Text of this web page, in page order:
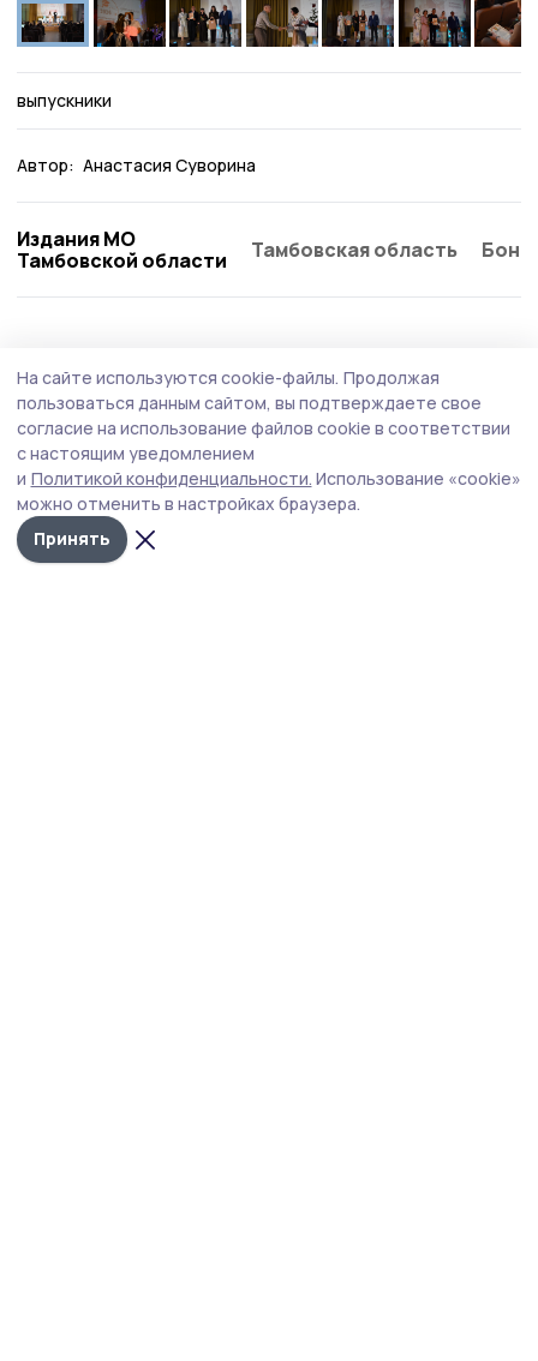
выпускники
Автор: Анастасия Суворина
Издания МО
Тамбовской области
Тамбовская область
Военно-патриотический фестиваль «На
безымянной высоте» в Притамбовье
В селе Лысые Горы Тамбовского округа 21 июня прошёл
военно-патриотический фестиваль, посвящённый 81-й
годовщине Великой Победы.
На сайте используются cookie-файлы. Продолжая
пользоваться данным сайтом, вы подтверждаете свое
согласие на использование файлов cookie в соответствии
с настоящим уведомлением
и Политикой конфиденциальности. Использование «cookie»
можно отменить в настройках браузера.
Принять